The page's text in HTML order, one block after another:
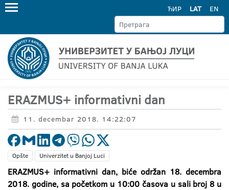
ЋИР LAT EN
ERAZMUS+ informativni dan
11. decembar 2018. 14:22:07
Opšte Univerzitet u Banjoj Luci
ERAZMUS+ informativni dan, biće održan 18. decembra
2018. godine, sa početkom u 10:00 časova u sali broj 8 u